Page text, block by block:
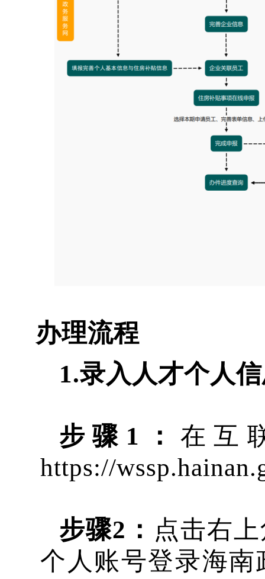
办理流程
1.录入人才个人
步骤 1： 在互
https://
步骤2： 点击右
个人账号登录海